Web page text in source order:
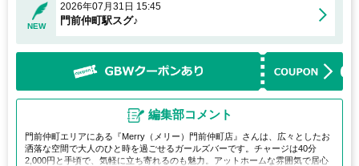
NEW
2026年07月31日 15:45
門前仲町駅スグ♪
編集部コメント
門前仲町エリアにある『Merry（メリー）門前仲町店』さんは、広々としたお
洒落な空間で大人のひと時を過ごせるガールズバーです。チャージは40分
2,000円と手頃で、気軽に立ち寄れるのも魅力。アットホームな雰囲気で居心